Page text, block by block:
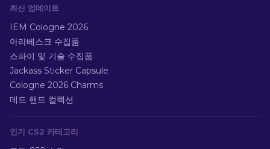
최신 업데이트
IEM Cologne 2026
아라베스크 수집품
스파이 및 기술 수집품
Jackass Sticker Capsule
Cologne 2026 Charms
데드 핸드 컬렉션
인기 CS2 카테고리